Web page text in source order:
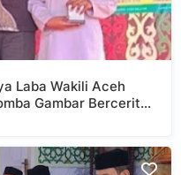
Laba Wakili Aceh
Gambar Bercerita